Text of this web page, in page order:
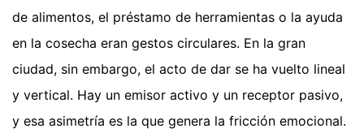
de alimentos, el préstamo de herramientas o la ayuda
en la cosecha eran gestos circulares. En la gran
ciudad, sin embargo, el acto de dar se ha vuelto lineal
y vertical. Hay un emisor activo y un receptor pasivo,
y esa asimetría es la que genera la fricción emocional.